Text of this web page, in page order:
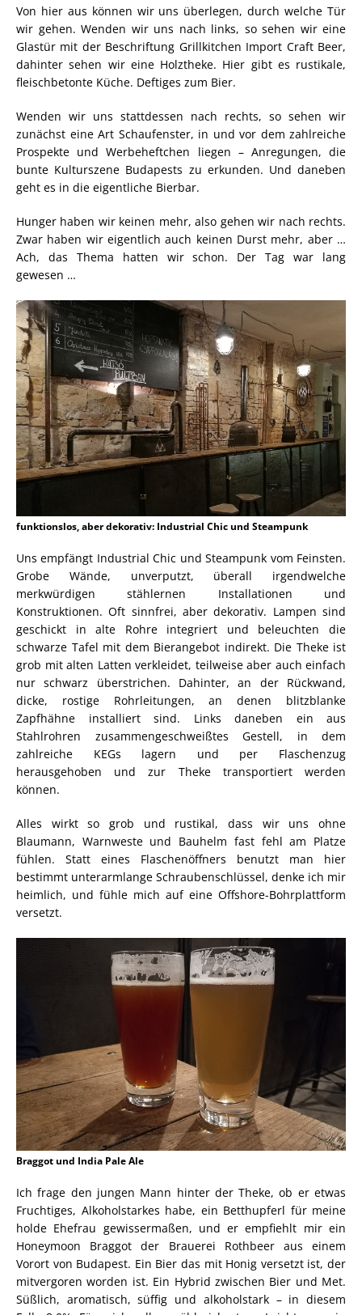
Von hier aus können wir uns überlegen, durch welche Tür
wir gehen. Wenden wir uns nach links, so sehen wir eine
Glastür mit der Beschriftung Grillkitchen Import Craft Beer,
dahinter sehen wir eine Holztheke. Hier gibt es rustikale,
fleischbetonte Küche. Deftiges zum Bier.
Wenden wir uns stattdessen nach rechts, so sehen wir
zunächst eine Art Schaufenster, in und vor dem zahlreiche
Prospekte und Werbeheftchen liegen – Anregungen, die
bunte Kulturszene Budapests zu erkunden. Und daneben
geht es in die eigentliche Bierbar.
Hunger haben wir keinen mehr, also gehen wir nach rechts.
Zwar haben wir eigentlich auch keinen Durst mehr, aber …
Ach, das Thema hatten wir schon. Der Tag war lang
gewesen …
funktionslos, aber dekorativ: Industrial Chic und Steampunk
Uns empfängt Industrial Chic und Steampunk vom Feinsten.
Grobe Wände, unverputzt, überall irgendwelche
merkwürdigen stählernen Installationen und
Konstruktionen. Oft sinnfrei, aber dekorativ. Lampen sind
geschickt in alte Rohre integriert und beleuchten die
schwarze Tafel mit dem Bierangebot indirekt. Die Theke ist
grob mit alten Latten verkleidet, teilweise aber auch einfach
nur schwarz überstrichen. Dahinter, an der Rückwand,
dicke, rostige Rohrleitungen, an denen blitzblanke
Zapfhähne installiert sind. Links daneben ein aus
Stahlrohren zusammengeschweißtes Gestell, in dem
zahlreiche KEGs lagern und per Flaschenzug
herausgehoben und zur Theke transportiert werden
können.
Alles wirkt so grob und rustikal, dass wir uns ohne
Blaumann, Warnweste und Bauhelm fast fehl am Platze
fühlen. Statt eines Flaschenöffners benutzt man hier
bestimmt unterarmlange Schraubenschlüssel, denke ich mir
heimlich, und fühle mich auf eine Offshore-Bohrplattform
versetzt.
Braggot und India Pale Ale
Ich frage den jungen Mann hinter der Theke, ob er etwas
Fruchtiges, Alkoholstarkes habe, ein Betthupferl für meine
holde Ehefrau gewissermaßen, und er empfiehlt mir ein
Honeymoon Braggot der Brauerei Rothbeer aus einem
Vorort von Budapest. Ein Bier das mit Honig versetzt ist, der
mitvergoren worden ist. Ein Hybrid zwischen Bier und Met.
Süßlich, aromatisch, süffig und alkoholstark – in diesem